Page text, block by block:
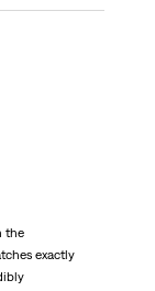
the
exactly